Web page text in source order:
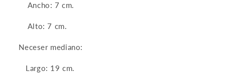
Ancho: 7 cm.
Alto: 7 cm.
Neceser mediano:
Largo: 19 cm.